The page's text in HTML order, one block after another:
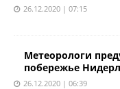
26.12.2020 | 07:15
Метеорологи
побережье
26.12.2020 | 06:39